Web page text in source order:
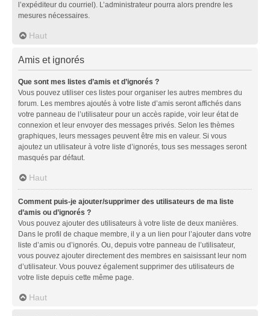
l’expéditeur du courriel). L’administrateur pourra alors prendre les
mesures nécessaires.
Haut
Amis et ignorés
Que sont mes listes d’amis et d’ignorés ?
Vous pouvez utiliser ces listes pour organiser les autres membres du
forum. Les membres ajoutés à votre liste d’amis seront affichés dans
votre panneau de l’utilisateur pour un accès rapide, voir leur état de
connexion et leur envoyer des messages privés. Selon les thèmes
graphiques, leurs messages peuvent être mis en valeur. Si vous
ajoutez un utilisateur à votre liste d’ignorés, tous ses messages seront
masqués par défaut.
Haut
Comment puis-je ajouter/supprimer des utilisateurs de ma liste
d’amis ou d’ignorés ?
Vous pouvez ajouter des utilisateurs à votre liste de deux manières.
Dans le profil de chaque membre, il y a un lien pour l’ajouter dans votre
liste d’amis ou d’ignorés. Ou, depuis votre panneau de l’utilisateur,
vous pouvez ajouter directement des membres en saisissant leur nom
d’utilisateur. Vous pouvez également supprimer des utilisateurs de
votre liste depuis cette même page.
Haut